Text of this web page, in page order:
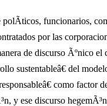
polÃ­ticos, funcionarios,
por las
de discurso Ãºnico el
sustentableâ€ del
como factor
y ese discurso